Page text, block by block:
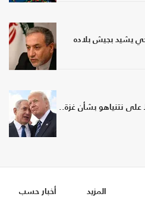
يشيد بجيش بلاده
على نتنياهو بشأن غزة..
المزيد أخبار حسب